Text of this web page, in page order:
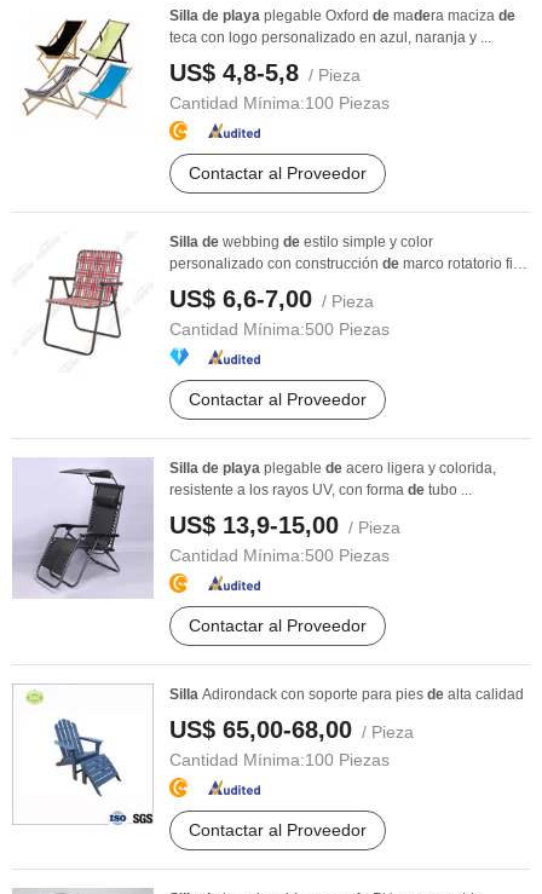
Silla de playa plegable Oxford de madera maciza de
teca con logo personalizado en azul, naranja y ...
US$ 4,8-5,8 / Pieza
Cantidad Mínima:100 Piezas
Contactar al Proveedor
Silla de webbing de estilo simple y color
personalizado con construcción de marco rotatorio fijo
US$ 6,6-7,00 / Pieza
Cantidad Mínima:500 Piezas
Contactar al Proveedor
Silla de playa plegable de acero ligera y colorida,
resistente a los rayos UV, con forma de tubo ...
US$ 13,9-15,00 / Pieza
Cantidad Mínima:500 Piezas
Contactar al Proveedor
Silla Adirondack con soporte para pies de alta calidad
US$ 65,00-68,00 / Pieza
Cantidad Mínima:100 Piezas
Contactar al Proveedor